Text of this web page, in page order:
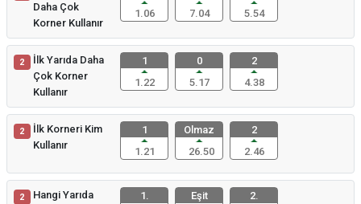
Daha Çok
Korner Kullanır
1.06
7.04
5.54
2
İlk Yarıda Daha
Çok Korner
Kullanır
1
1.22
0
5.17
2
4.38
2
İlk Korneri Kim
Kullanır
1
1.21
Olmaz
26.50
2
2.46
2
Hangi Yarıda
1.
Eşit
2.